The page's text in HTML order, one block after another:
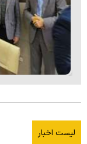
لیست اخبار